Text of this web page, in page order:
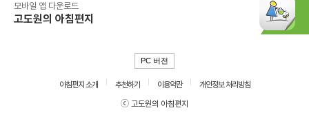
모바일 앱 다운로드
고도원의 아침편지
PC 버전
아침편지 소개 추천하기 이용약관
개인정보 처리방침
ⓒ 고도원의 아침편지